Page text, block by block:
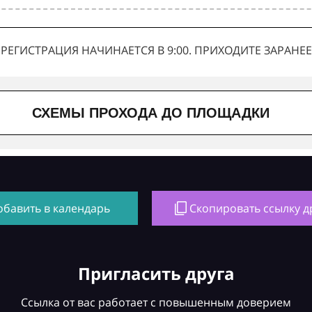
РЕГИСТРАЦИЯ НАЧИНАЕТСЯ В 9:00. ПРИХОДИТЕ ЗАРАНЕЕ
СХЕМЫ ПРОХОДА ДО ПЛОЩАДКИ
в календарь Скопировать ссылку
Пригласить друга
Ссылка от вас работает с повышенным доверием